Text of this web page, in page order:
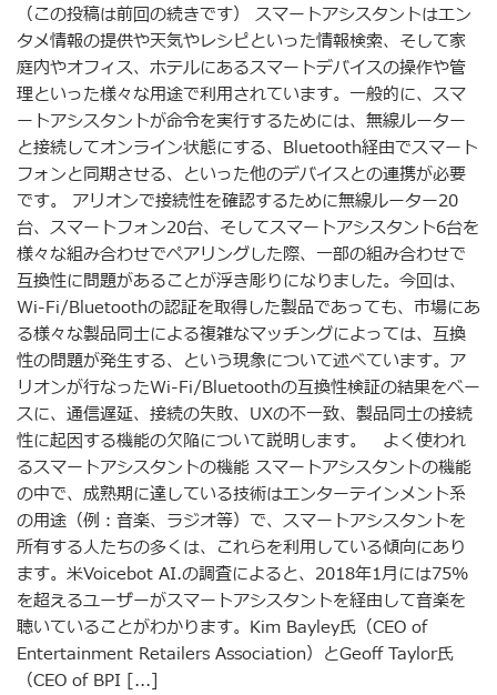
（この投稿は前回の続きです） スマートアシスタントはエン
タメ情報の提供や天気やレシピといった情報検索、そして家
庭内やオフィス、ホテルにあるスマートデバイスの操作や管
理といった様々な用途で利用されています。一般的に、スマ
ートアシスタントが命令を実行するためには、無線ルーター
と接続してオンライン状態にする、Bluetooth経由でスマート
フォンと同期させる、といった他のデバイスとの連携が必要
です。 アリオンで接続性を確認するために無線ルーター20
台、スマートフォン20台、そしてスマートアシスタント6台を
様々な組み合わせでペアリングした際、一部の組み合わせで
互換性に問題があることが浮き彫りになりました。今回は、
Wi-Fi/Bluetoothの認証を取得した製品であっても、市場にあ
る様々な製品同士による複雑なマッチングによっては、互換
性の問題が発生する、という現象について述べています。ア
リオンが行なったWi-Fi/Bluetoothの互換性検証の結果をベー
スに、通信遅延、接続の失敗、UXの不一致、製品同士の接続
性に起因する機能の欠陥について説明します。 よく使われ
るスマートアシスタントの機能 スマートアシスタントの機能
の中で、成熟期に達している技術はエンターテインメント系
の用途（例：音楽、ラジオ等）で、スマートアシスタントを
所有する人たちの多くは、これらを利用している傾向にあり
ます。米Voicebot AI.の調査によると、2018年1月には75%
を超えるユーザーがスマートアシスタントを経由して音楽を
聴いていることがわかります。Kim Bayley氏（CEO of
Entertainment Retailers Association）とGeoff Taylor氏
（CEO of BPI [...]